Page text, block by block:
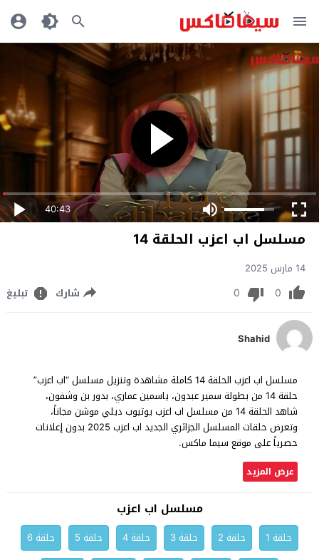
40:43
مسلسل اب اعزب الحلقة 14
14 مارس 2025
0
0 شارك تبليغ
Shahid
مسلسل اب اعزب الحلقة 14 كاملة مشاهدة وتنزيل مسلسل “اب اعزب”
حلقة 14 من بطولة سمير عبدون، ياسمين عماري، بدور بن وشفون،
شاهد الحلقة 14 من مسلسل اب اعزب يوتيوب ديلي موشن مجاناً،
وتعرض حلقات المسلسل الجزائري الجديد اب اعزب 2025 بدون إعلانات
حصرياً على موقع سيما ماكس.
عرض المزيد
مسلسل اب اعزب
حلقة 1 حلقة 2 حلقة 3 حلقة 4 حلقة 5
حلقة 6